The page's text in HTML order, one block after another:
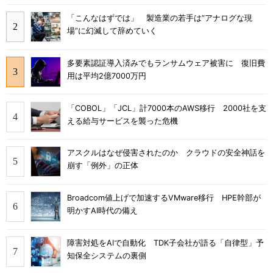
「こんなはずでは」 製造業の若手は“アナログな現
場”に幻滅して辞めていく
多要素認証導入済みでもランサムウェア被害に 復旧費
用は平均2億7000万円
「COBOL」「JCL」計7000本のAWS移行 2000社を支
える給与サービスを襲った危機
アスクルはなぜ侵害されたのか クラウドの安全神話を
崩す「例外」の正体
Broadcom値上げで加速するVMware移行 HPE幹部が
明かすAI時代の備え
障害対処をAIで自動化 TDK子会社が語る「自律型」予
知保全システムの裏側